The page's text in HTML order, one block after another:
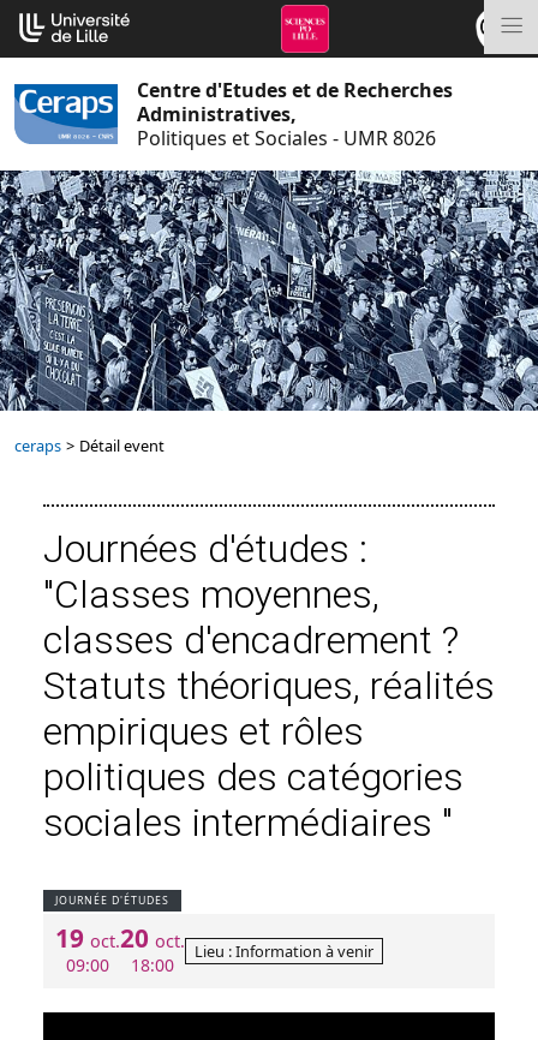
Aller
au
contenu
Centre d'Etudes et de Recherches
Administratives,
Politiques et Sociales - UMR 8026
ceraps > Détail event
Journées d'études :
"Classes moyennes,
classes d'encadrement ?
Statuts théoriques, réalités
empiriques et rôles
politiques des catégories
sociales intermédiaires "
JOURNÉE D'ÉTUDES
19 oct.
09:00
20 oct.
18:00
Lieu : Information à venir
Cookies management panel